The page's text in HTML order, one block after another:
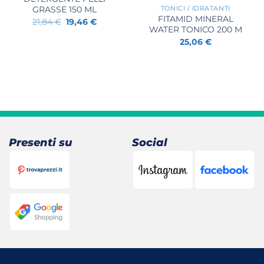
GRASSE 150 ML
21,84€ Il
prezzo
19,46€Il
TONICI / IDRATANTI
FITAMID MINERAL
WATER TONICO 200 M
25,06 €
Presenti su Social